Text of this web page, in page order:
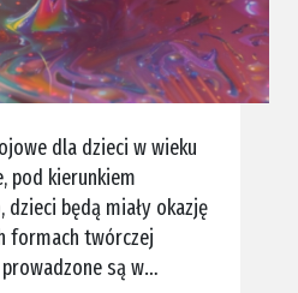
dla dzieci w wieku
pod kierunkiem
będą miały okazję
formach twórczej
są w…